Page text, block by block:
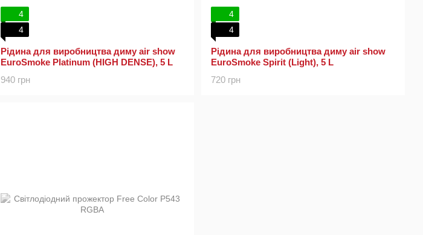
4
4
Рідина для виробництва диму air show
EuroSmoke Platinum (HIGH DENSE), 5 L
940 грн
4
4
Рідина для виробництва диму air show
EuroSmoke Spirit (Light), 5 L
720 грн